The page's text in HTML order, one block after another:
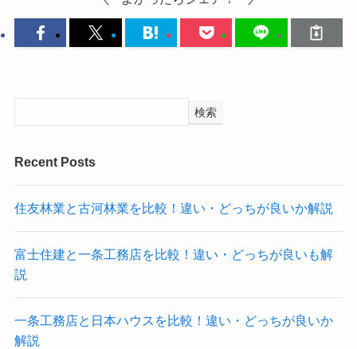
検索
Recent Posts
住友林業と古河林業を比較！違い・どっちが良いか解説
富士住建と一条工務店を比較！違い・どっちが良いも解
説
一条工務店と日本ハウスを比較！違い・どっちが良いか
解説